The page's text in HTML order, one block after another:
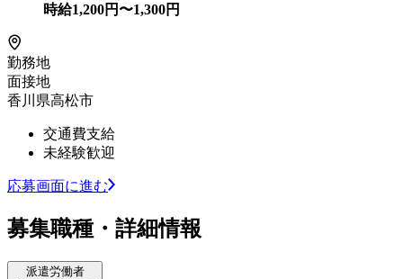
時給1,200円〜1,300円
勤務地
面接地
香川県高松市
交通費支給
未経験歓迎
応募画面に進む
募集職種・詳細情報
派遣労働者